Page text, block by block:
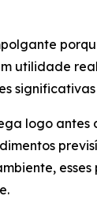
utilidade
logo